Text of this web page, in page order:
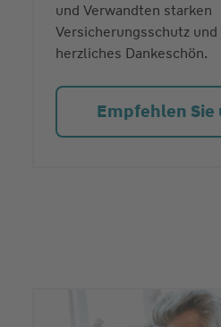
und Verwandten starken
Versicherungsschutz
herzliches Dankeschön.
Empfehlen